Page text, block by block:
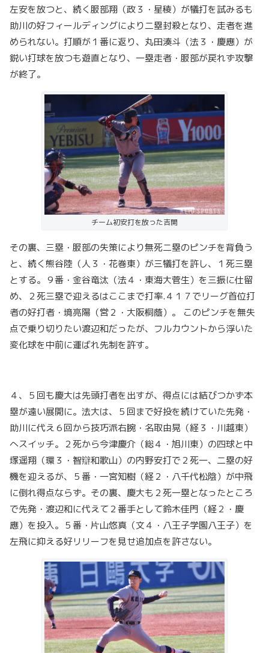
左安を放つと、続く服部翔（政３・星稜）が犠打を試みるも
助川の好フィールディングにより二塁封殺となり、走者を進
められない。打順が１番に返り、丸田湊斗（法３・慶應）が
鋭い打球を放つも遊直となり、一塁走者・服部が戻れず攻撃
が終了。
チーム初安打を放った吉開
その裏、三塁・服部の失策により無死二塁のピンチを背負う
と、続く熊谷陸（人３・花巻東）が三犠打を許し、１死三塁
とする。９番・金谷竜汰（法４・東海大菅生）を三振に仕留
め、２死三塁で迎えるはここまで打率.４１７でリーグ首位打
者の好打者・境亮陽（営２・大阪桐蔭）。 このピンチを無失
点で乗り切りたい渡辺和だったが、フルカウントから浮いた
変化球を中前に運ばれ先制を許す。
４、５回も慶大は先頭打者を出すが、得点には結びつかず本
塁が遠い展開に。法大は、５回まで好投を続けていた先発・
助川に代え６回から技巧派右腕・名取由晃（経３・川越東）
へスイッチ。２死から今津慶介（総４・旭川東）の四球と中
塚遥翔（環３・智辯和歌山）の内野安打で２死一、二塁の好
機を迎えるが、５番・一宮知樹（経２・八千代松陰）が中飛
に倒れ得点ならず。その裏、慶大も２死一塁となったところ
で先発・渡辺和に代えて２番手として鈴木佳門（経２・慶
應）を投入。５番・片山悠真（文４・八王子学園八王子）を
左飛に抑える好リリーフを見せ追加点を許さない。